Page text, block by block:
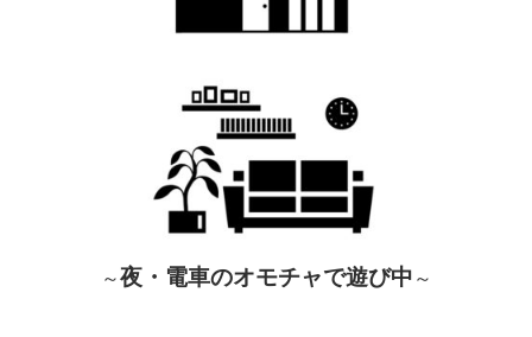
～夜・ 電車のオモチャで遊び中 ～